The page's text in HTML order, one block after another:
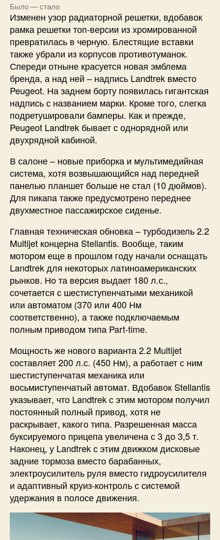
Было — стало
Изменен узор радиаторной решетки, вдобавок
рамка решетки топ-версии из хромированной
превратилась в черную. Блестящие вставки
также убрали из корпусов противотуманок.
Спереди отныне красуется новая эмблема
бренда, а над ней – надпись Landtrek вместо
Peugeot. На заднем борту появилась гигантская
надпись с названием марки. Кроме того, слегка
подретушировали бамперы. Как и прежде,
Peugeot Landtrek бывает с однорядной или
двухрядной кабиной.
В салоне – новые приборка и мультимедийная
система, хотя возвышающийся над передней
панелью планшет больше не стал (10 дюймов).
Для пикапа также предусмотрено переднее
двухместное пассажирское сиденье.
Главная техническая обновка – турбодизель 2.2
Multijet концерна Stellantis. Вообще, таким
мотором еще в прошлом году начали оснащать
Landtrek для некоторых латиноамериканских
рынков. Но та версия выдает 180 л.с.,
сочетается с шестиступенчатыми механикой
или автоматом (370 или 400 Нм
соответственно), а также подключаемым
полным приводом типа Part-time.
Мощность же нового варианта 2.2 Multijet
составляет 200 л.с. (450 Нм), а работает с ним
шестиступенчатая механика или
восьмиступенчатый автомат. Вдобавок Stellantis
указывает, что Landtrek с этим мотором получил
постоянный полный привод, хотя не
раскрывает, какого типа. Разрешенная масса
буксируемого прицепа увеличена с 3 до 3,5 т.
Наконец, у Landtrek с этим движком дисковые
задние тормоза вместо барабанных,
электроусилитель руля вместо гидроусилителя
и адаптивный круиз-контроль с системой
удержания в полосе движения.